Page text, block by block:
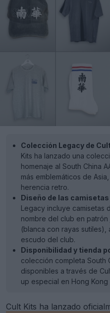
Colección Legacy de
Kits ha lanzado una
homenaje al South China
más emblemáticos de
herencia retro.
Diseño de las
Legacy incluye camisetas
nombre del club en
(blanca con rayas
escudo del club.
Disponibilidad y tienda
colección completa South
disponibles a través de
up especial en Hong Kong
Cult Kits ha lanzado